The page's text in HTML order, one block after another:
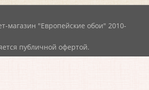
магазин "Европейские обои" 2010-
публичной офертой.